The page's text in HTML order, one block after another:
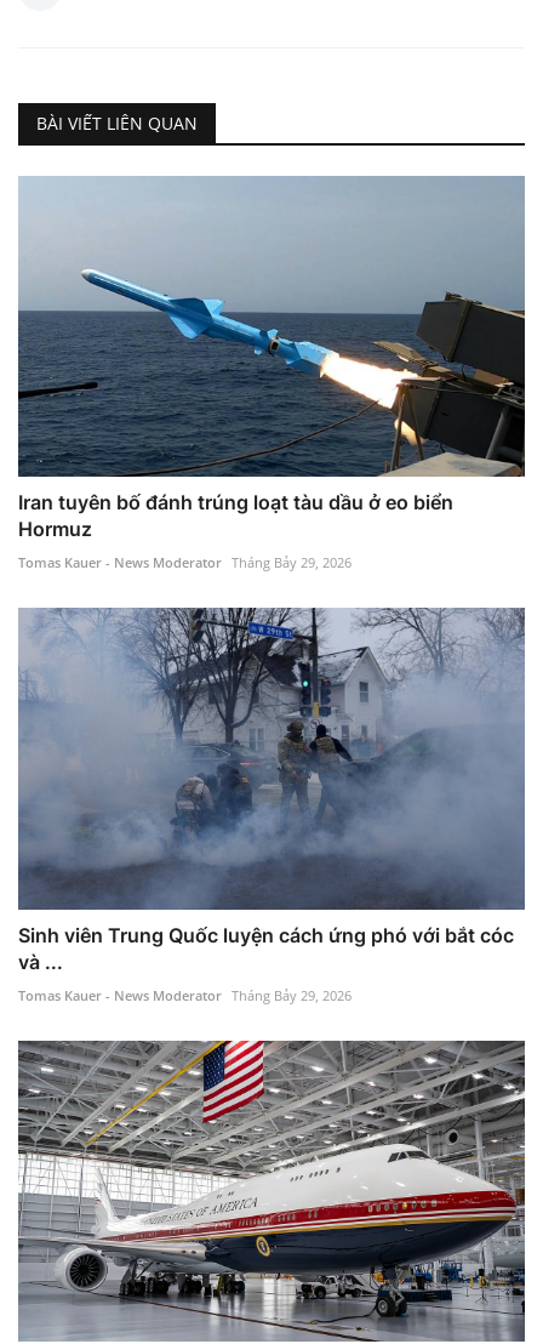
BÀI VIẾT LIÊN QUAN
Iran tuyên bố đánh trúng loạt tàu dầu ở eo biển
Hormuz
Tomas Kauer - News Moderator Tháng Bảy 29, 2026
Sinh viên Trung Quốc luyện cách ứng phó với bắt cóc
và ...
Tomas Kauer - News Moderator Tháng Bảy 29, 2026